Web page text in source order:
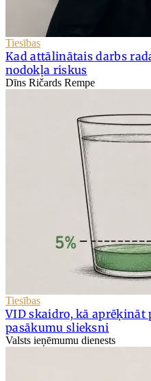
Tiesības
Kad attālinātais darbs
nodokļa riskus
Dīns Ričards Rempe
Tiesības
VID skaidro, kā aprēķināt
pasākumu slieksni
Valsts ieņēmumu dienests